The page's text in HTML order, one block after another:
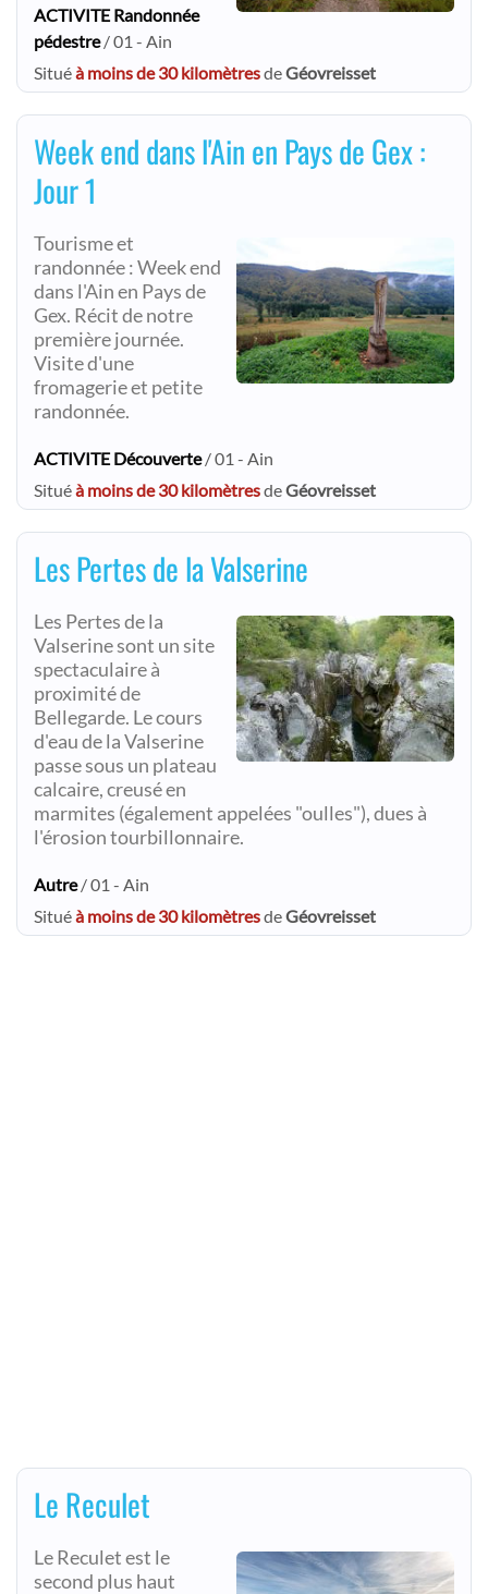
ACTIVITE Randonnée
pédestre/ 01 - Ain
Situéà moins de 30 kilomètresdeGéovreisset
Week end dans l'Ain en Pays de Gex :
Jour 1
Tourisme et
randonnée : Week end
dans l'Ain en Pays de
Gex. Récit de notre
première journée.
Visite d'une
fromagerie et petite
randonnée.
ACTIVITE Découverte/ 01 - Ain
Situéà moins de 30 kilomètresdeGéovreisset
Les Pertes de la Valserine
Les Pertes de la
Valserine sont un site
spectaculaire à
proximité de
Bellegarde. Le cours
d'eau de la Valserine
passe sous un plateau
calcaire, creusé en
marmites (également appelées "oulles"), dues à
l'érosion tourbillonnaire.
Autre/ 01 - Ain
Situéà moins de 30 kilomètresdeGéovreisset
Le Reculet
Le Reculet est le
second plus haut